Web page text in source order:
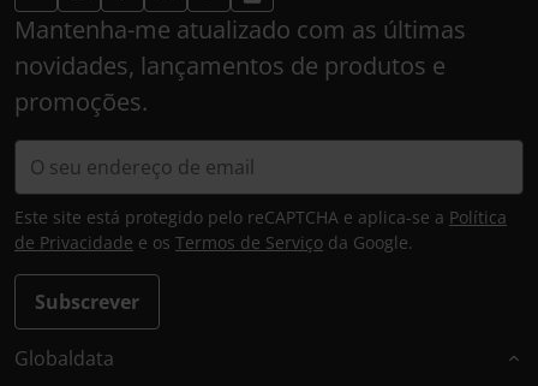
Mantenha-me atualizado com as últimas
novidades, lançamentos de produtos e
promoções.
Subscrever
Este site está protegido pelo reCAPTCHA e aplica-se a Política
de Privacidade e os Termos de Serviço da Google.
Globaldata